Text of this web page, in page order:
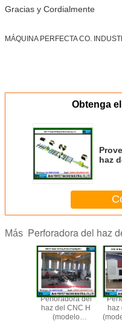
Gracias y Cordialmente
MÁQUINA PERFECTA CO.
Obtenga
haz
Más Perforadora del haz
Perforadora del
haz del CNC H
(modelo
haz